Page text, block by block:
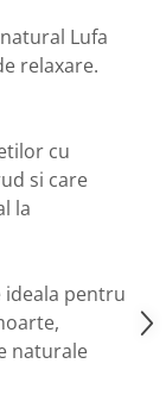
Lufa
relaxare.
cu
si care
la
pentru
naturale